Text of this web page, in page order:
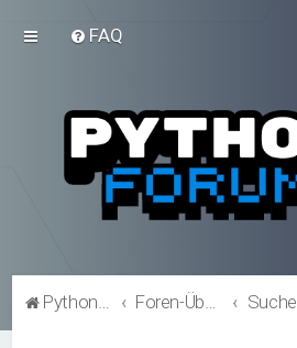
FAQ
Python-Forum.de Suche